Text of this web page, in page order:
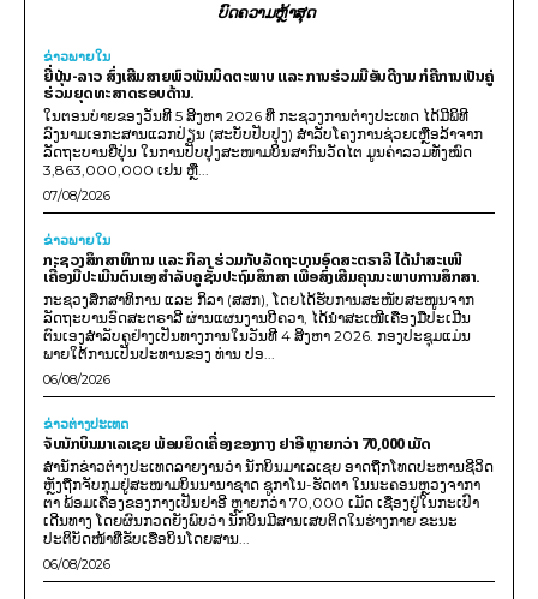
ບົດຄວາມຫຼ້າສຸດ
ຂ່າວພາຍ​ໃນ
ຍີ່ປຸ່ນ-ລາວ ສົ່ງເສີມສາຍພົວພັນມິດຕະພາບ ແລະ ການຮ່ວມມືອັນດີງາມ ກໍຄືການເປັນຄູ່
ຮ່ວມຍຸດທະສາດຮອບດ້ານ.
ໃນຕອນບ່າຍຂອງວັນທີ 5 ສິງຫາ 2026 ທີ່ ກະຊວງການຕ່າງປະເທດ ໄດ້ມີພິທີ
ລົງນາມເອກະສານແລກປ່ຽນ (ສະບັບປັບປຸງ) ສໍາລັບໂຄງການຊ່ວຍເຫຼືອລ້າຈາກ
ລັດຖະບານຍີ່ປຸ່ນ ໃນການປັບປຸງສະໜາມບິນສາກົນວັດໄຕ ມູນຄ່າລວມທັງໝົດ
3,863,000,000 ເຢນ ຫຼື...
07/08/2026
ຂ່າວພາຍ​ໃນ
ກະຊວງສຶກສາທິການ ແລະ ກິລາ ຮ່ວມກັບລັດຖະບານອົດສະຕຣາລີ ໄດ້ນຳສະເໜີ
ເຄື່ອງມືປະເມີນຕົນເອງສຳລັບຄູຊັ້ນປະຖົມສຶກສາ ເພື່ອສົ່ງເສີມຄຸນນະພາບການສຶກສາ.
ກະຊວງສຶກສາທິການ ແລະ ກິລາ (ສສກ), ໂດຍໄດ້ຮັບການສະໜັບສະໜູນຈາກ
ລັດຖະບານອົດສະຕຣາລີ ຜ່ານແຜນງານບີຄວາ, ໄດ້ນຳສະເໜີເຄື່ອງມືປະເມີນ
ຕົນເອງສຳລັບຄູຢ່າງເປັນທາງການໃນວັນທີ 4 ສິງຫາ 2026. ກອງປະຊຸມແມ່ນ
ພາຍໃຕ້ການເປັນປະທານຂອງ ທ່ານ ປອ...
06/08/2026
ຂ່າວຕ່າງປະເທດ
ຈັບນັກບິນມາເລເຊຍ ພ້ອມຍຶດເຄື່ອງຂອງກາງ ຢາອີ ຫຼາຍກວ່າ 70,000 ເມັດ
ສຳນັກຂ່າວຕ່າງປະເທດລາຍງານວ່າ ນັກບິນມາເລເຊຍ ອາດຖືກໂທດປະຫານຊີວິດ
ຫຼັງຖືກຈັບກຸມຢູ່ສະໜາມບິນນານາຊາດ ຊູກາໂນ-ຮັດຕາ ໃນນະຄອນຫຼວງຈາກາ
ຕາ ພ້ອມເຄື່ອງຂອງກາງເປັນຢາອີ ຫຼາຍກວ່າ 70,000 ເມັດ ເຊື່ອງຢູ່ໃນກະເປົາ
ເດີນທາງ ໂດຍຜົນກວດຍັງພົບວ່າ ນັກບິນມີສານເສບຕິດໃນຮ່າງກາຍ ຂະນະ
ປະຕິບັດໜ້າທີ່ຂັບເຮືອບິນໂດຍສານ...
06/08/2026